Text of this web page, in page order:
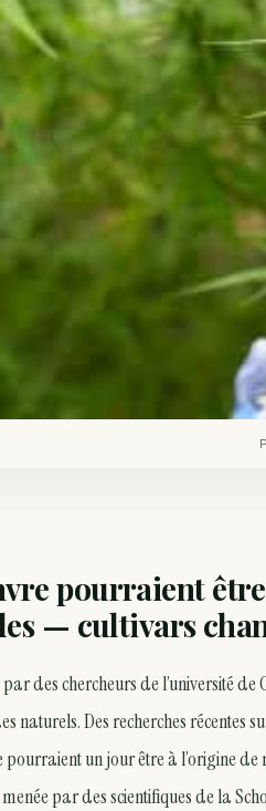
pourraient
— cultivars
des chercheurs de l’université
naturels. Des recherches récentes
un jour être à l’origine de
par des scientifiques de la